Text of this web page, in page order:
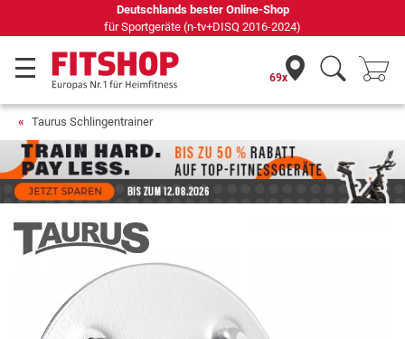
69 Fachmärkte vor Ort mit 75 eigenen Servicetechnikern
69x
Taurus Schlingentrainer